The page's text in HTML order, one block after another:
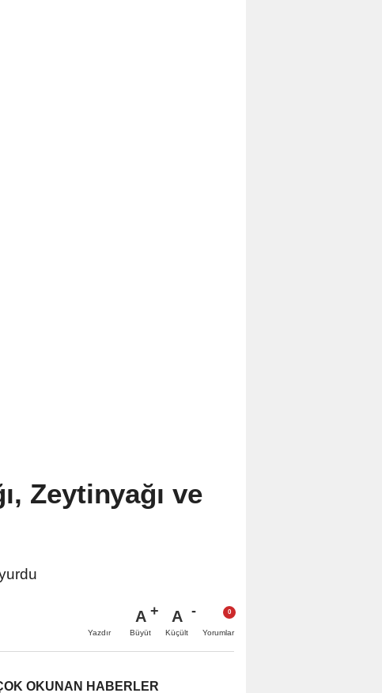
Zeytinyağı ve
Yazdır
A
Büyüt
A
Küçült Yorumlar
OKUNAN HABERLER